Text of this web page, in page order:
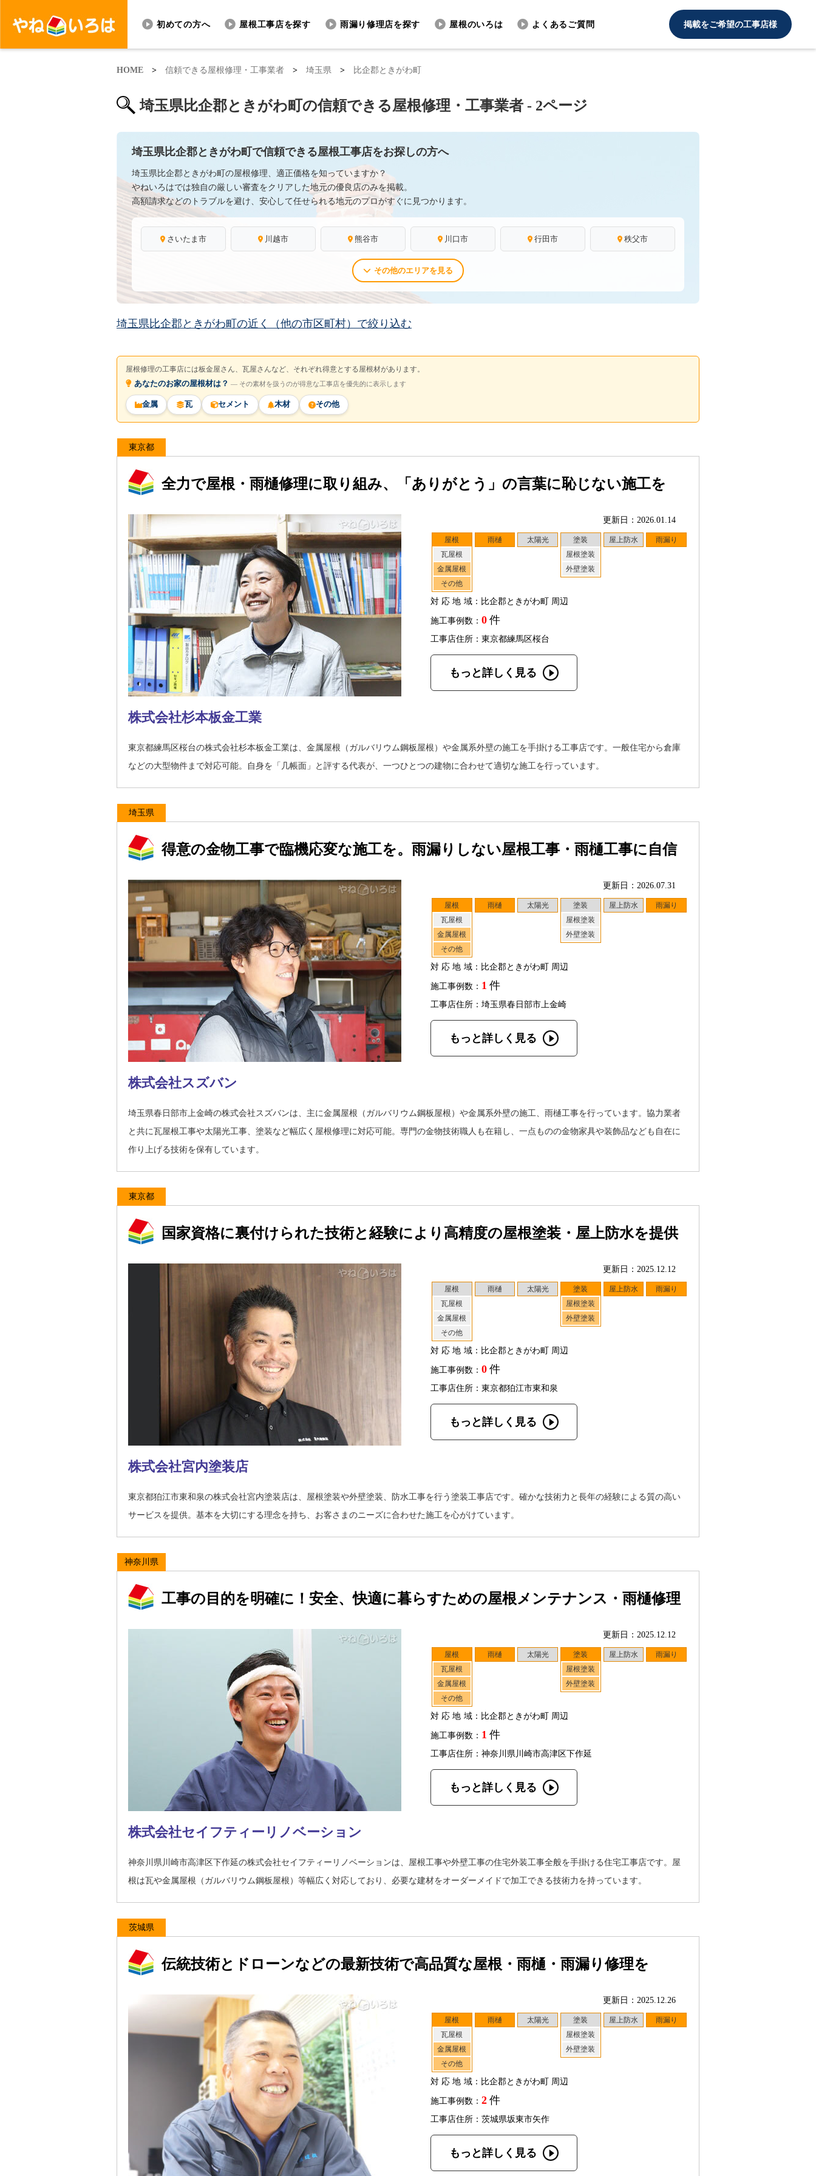
初めての方へ 屋根工事店を探す 雨漏り修理店を探す 屋根のいろは よくあるご質問 掲載をご希望の工事店様
HOME > 信頼できる屋根修理・工事業者 > 埼玉県 > 比企郡ときがわ町
埼玉県比企郡ときがわ町の信頼できる屋根修理・工事業者 - 2ページ
埼玉県比企郡ときがわ町で信頼できる屋根工事店をお探しの方へ
埼玉県比企郡ときがわ町の屋根修理、適正価格を知っていますか？
やねいろはでは独自の厳しい審査をクリアした地元の優良店のみを掲載。
高額請求などのトラブルを避け、安心して任せられる地元のプロがすぐに見つかります。
さいたま市 川越市 熊谷市 川口市 行田市 秩父市
その他のエリアを見る
埼玉県比企郡ときがわ町の近く（他の市区町村）で絞り込む
屋根修理の工事店には板金屋さん、瓦屋さんなど、それぞれ得意とする屋根材があります。
あなたのお家の屋根材は？ ― その素材を扱うのが得意な工事店を優先的に表示します
金属 瓦 セメント 木材 その他
東京都
全力で屋根・雨樋修理に取り組み、「ありがとう」の言葉に恥じない施工を
更新日：2026.01.14
屋根
瓦屋根
金属屋根
その他
雨樋 太陽光
塗装
屋根塗装
外壁塗装
屋上防水 雨漏り
対応地域：比企郡ときがわ町 周辺
施工事例数： 0 件
工事店住所：東京都練馬区桜台
もっと詳しく見る
株式会社杉本板金工業
東京都練馬区桜台の株式会社杉本板金工業は、金属屋根（ガルバリウム鋼板屋根）や金属系外壁の施工を手掛ける工事店です。一般住宅から倉庫
などの大型物件まで対応可能。自身を「几帳面」と評する代表が、一つひとつの建物に合わせて適切な施工を行っています。
埼玉県
得意の金物工事で臨機応変な施工を。雨漏りしない屋根工事・雨樋工事に自信
更新日：2026.07.31
屋根
瓦屋根
金属屋根
その他
雨樋 太陽光
塗装
屋根塗装
外壁塗装
屋上防水 雨漏り
対応地域：比企郡ときがわ町 周辺
施工事例数： 1 件
工事店住所：埼玉県春日部市上金崎
もっと詳しく見る
株式会社スズバン
埼玉県春日部市上金崎の株式会社スズバンは、主に金属屋根（ガルバリウム鋼板屋根）や金属系外壁の施工、雨樋工事を行っています。協力業者
と共に瓦屋根工事や太陽光工事、塗装など幅広く屋根修理に対応可能。専門の金物技術職人も在籍し、一点ものの金物家具や装飾品なども自在に
作り上げる技術を保有しています。
東京都
国家資格に裏付けられた技術と経験により高精度の屋根塗装・屋上防水を提供
更新日：2025.12.12
屋根
瓦屋根
金属屋根
その他
雨樋 太陽光
塗装
屋根塗装
外壁塗装
屋上防水 雨漏り
対応地域：比企郡ときがわ町 周辺
施工事例数： 0 件
工事店住所：東京都狛江市東和泉
もっと詳しく見る
株式会社宮内塗装店
東京都狛江市東和泉の株式会社宮内塗装店は、屋根塗装や外壁塗装、防水工事を行う塗装工事店です。確かな技術力と長年の経験による質の高い
サービスを提供。基本を大切にする理念を持ち、お客さまのニーズに合わせた施工を心がけています。
神奈川県
工事の目的を明確に！安全、快適に暮らすための屋根メンテナンス・雨樋修理
更新日：2025.12.12
屋根
瓦屋根
金属屋根
その他
雨樋 太陽光
塗装
屋根塗装
外壁塗装
屋上防水 雨漏り
対応地域：比企郡ときがわ町 周辺
施工事例数： 1 件
工事店住所：神奈川県川崎市高津区下作延
もっと詳しく見る
株式会社セイフティーリノベーション
神奈川県川崎市高津区下作延の株式会社セイフティーリノベーションは、屋根工事や外壁工事の住宅外装工事全般を手掛ける住宅工事店です。屋
根は瓦や金属屋根（ガルバリウム鋼板屋根）等幅広く対応しており、必要な建材をオーダーメイドで加工できる技術力を持っています。
茨城県
伝統技術とドローンなどの最新技術で高品質な屋根・雨樋・雨漏り修理を
更新日：2025.12.26
屋根
瓦屋根
金属屋根
その他
雨樋 太陽光
塗装
屋根塗装
外壁塗装
屋上防水 雨漏り
対応地域：比企郡ときがわ町 周辺
施工事例数： 2 件
工事店住所：茨城県坂東市矢作
もっと詳しく見る